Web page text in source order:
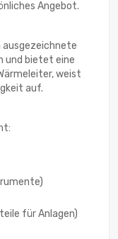
Angebot.
ausgezeichnete
und bietet eine
weist
auf.
für Anlagen)